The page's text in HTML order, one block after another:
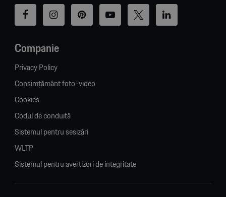
Companie
Privacy Policy
Consimțământ foto-video
Cookies
Codul de conduită
Sistemul pentru sesizări
WLTP
Sistemul pentru avertizori de integritate